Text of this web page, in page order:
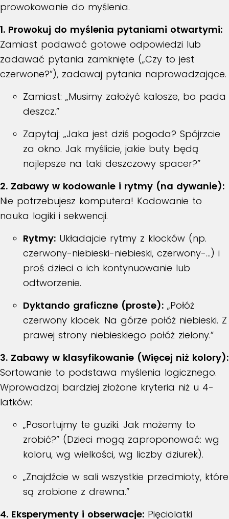
prowokowanie do myślenia.
1. Prowokuj do myślenia pytaniami otwartymi:
Zamiast podawać gotowe odpowiedzi lub
zadawać pytania zamknięte („Czy to jest
czerwone?”), zadawaj pytania naprowadzające.
Zamiast: „Musimy założyć kalosze, bo pada
deszcz.”
Zapytaj: „Jaka jest dziś pogoda? Spójrzcie
za okno. Jak myślicie, jakie buty będą
najlepsze na taki deszczowy spacer?”
2. Zabawy w kodowanie i rytmy (na dywanie):
Nie potrzebujesz komputera! Kodowanie to
nauka logiki i sekwencji.
Rytmy: Układajcie rytmy z klocków (np.
czerwony-niebieski-niebieski, czerwony-…) i
proś dzieci o ich kontynuowanie lub
odtworzenie.
Dyktando graficzne (proste): „Połóż
czerwony klocek. Na górze połóż niebieski. Z
prawej strony niebieskiego połóż zielony.”
3. Zabawy w klasyfikowanie (Więcej niż kolory):
Sortowanie to podstawa myślenia logicznego.
Wprowadzaj bardziej złożone kryteria niż u 4-
latków:
„Posortujmy te guziki. Jak możemy to
zrobić?” (Dzieci mogą zaproponować: wg
koloru, wg wielkości, wg liczby dziurek).
„Znajdźcie w sali wszystkie przedmioty, które
są zrobione z drewna.”
4. Eksperymenty i obserwacje: Pięciolatki